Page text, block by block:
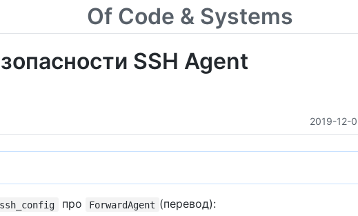
Of Code & Systems
SSH Agent
2019-12-
про ForwardAgent (перевод):